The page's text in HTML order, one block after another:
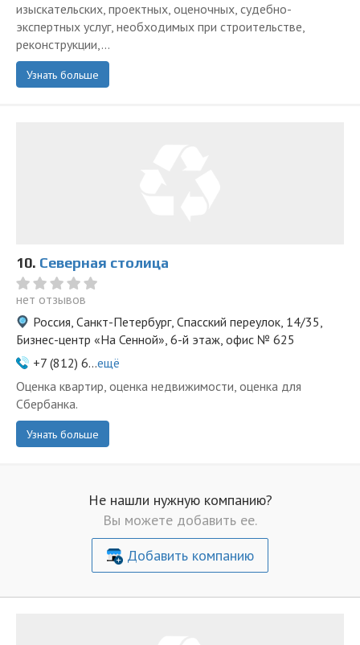
изыскательских, проектных, оценочных, судебно-
экспертных услуг, необходимых при строительстве,
реконструкции,...
Узнать больше
10. Северная столица
нет отзывов
Россия, Санкт-Петербург, Спасский переулок, 14/35,
Бизнес-центр «На Сенной», 6-й этаж, офис № 625
+7 (812) 6...ещё
Оценка квартир, оценка недвижимости, оценка для
Сбербанка.
Узнать больше
Не нашли нужную компанию?
Вы можете добавить ее.
Добавить компанию